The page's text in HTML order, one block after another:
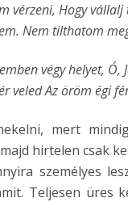
vérzeni, Hogy vállalj
Nem tilthatom
végy helyet, Ó,
veled Az öröm égi
mert
hirtelen csak
személyes
Teljesen üres